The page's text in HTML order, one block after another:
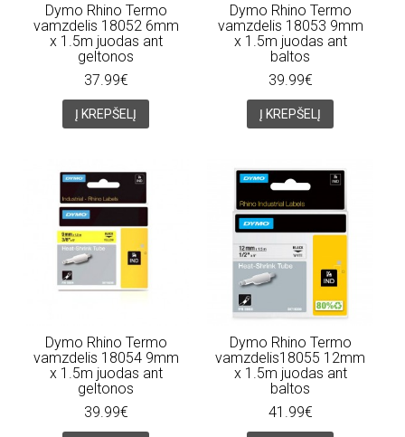
Dymo Rhino Termo
vamzdelis 18052 6mm
x 1.5m juodas ant
geltonos
37.99€
Į KREPŠELĮ
Dymo Rhino Termo
vamzdelis 18053 9mm
x 1.5m juodas ant
baltos
39.99€
Į KREPŠELĮ
Dymo Rhino Termo
vamzdelis 18054 9mm
x 1.5m juodas ant
geltonos
39.99€
Dymo Rhino Termo
vamzdelis18055 12mm
x 1.5m juodas ant
baltos
41.99€